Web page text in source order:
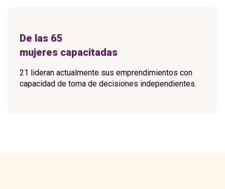
De las 65
mujeres capacitadas
21 lideran actualmente sus emprendimientos con
capacidad de toma de decisiones independientes.